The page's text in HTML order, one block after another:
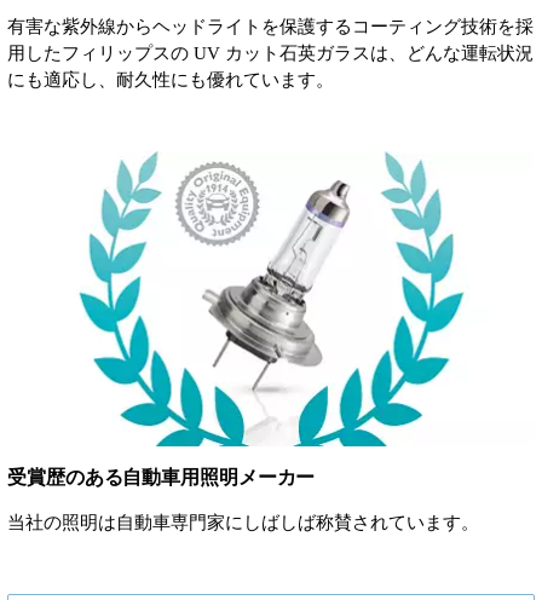
有害な紫外線からヘッドライトを保護するコーティング技術を採
用したフィリップスの UV カット石英ガラスは、どんな運転状況
にも適応し、耐久性にも優れています。
受賞歴のある自動車用照明メーカー
当社の照明は自動車専門家にしばしば称賛されています。